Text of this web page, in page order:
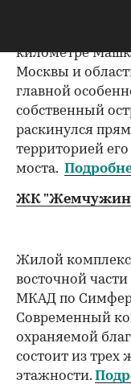
километре
Москвы и
главной
собственный
раскинулся
территорией
моста.
ЖК
Жилой
восточной
МКАД по
Современный
охраняемой
состоит из
этажности.